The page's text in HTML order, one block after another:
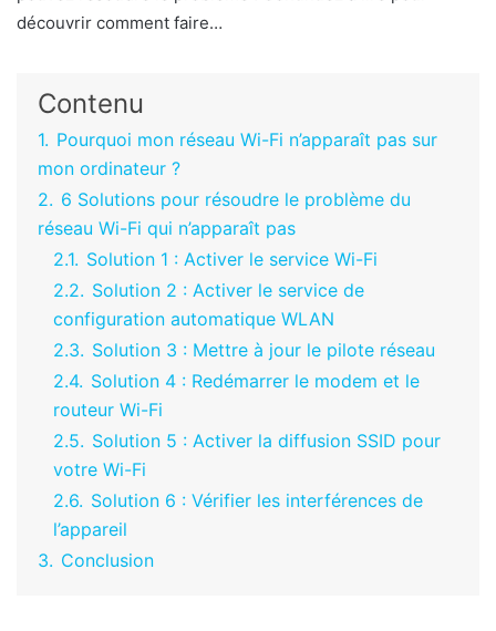
découvrir comment faire…
Contenu
1. Pourquoi mon réseau Wi-Fi n’apparaît pas sur
mon ordinateur ?
2. 6 Solutions pour résoudre le problème du
réseau Wi-Fi qui n’apparaît pas
2.1. Solution 1 : Activer le service Wi-Fi
2.2. Solution 2 : Activer le service de
configuration automatique WLAN
2.3. Solution 3 : Mettre à jour le pilote réseau
2.4. Solution 4 : Redémarrer le modem et le
routeur Wi-Fi
2.5. Solution 5 : Activer la diffusion SSID pour
votre Wi-Fi
2.6. Solution 6 : Vérifier les interférences de
l’appareil
3. Conclusion